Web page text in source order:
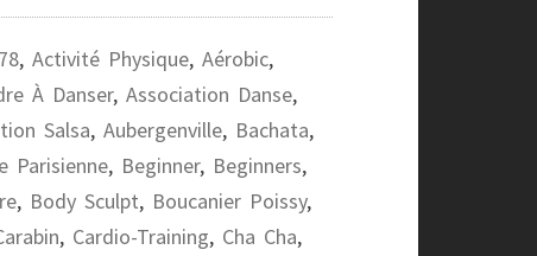
78, Activité Physique, Aérobic,
À Danser, Association Danse,
Salsa, Aubergenville, Bachata,
Parisienne, Beginner, Beginners,
, Body Sculpt, Boucanier Poissy,
, Cardio-Training, Cha Cha,